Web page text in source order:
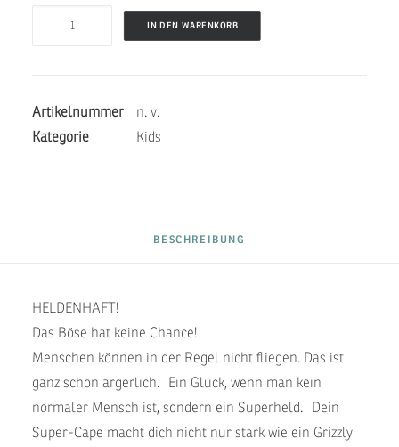
Superheld
Navy
IN DEN WARENKORB
Artikelnummer
n. v.
Kategorie
Kids
BESCHREIBUNG
HELDENHAFT!
Das Böse hat keine Chance!
Menschen können in der Regel nicht fliegen. Das ist
ganz schön ärgerlich. Ein Glück, wenn man kein
normaler Mensch ist, sondern ein Superheld. Dein
Super-Cape macht dich nicht nur stark wie ein Grizzly